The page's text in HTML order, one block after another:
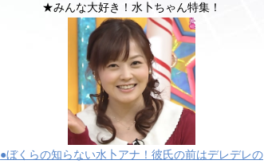
★みんな大好き！水卜ちゃん特集！
●ぼくらの知らない水卜アナ！彼氏の前はデレデレの